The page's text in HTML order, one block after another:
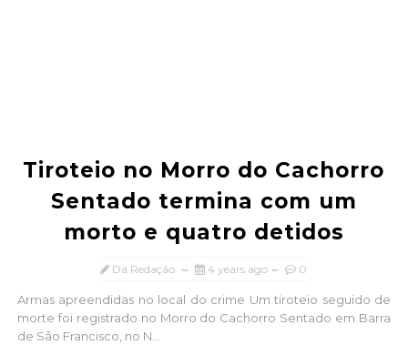
Tiroteio no Morro do Cachorro
Sentado termina com um
morto e quatro detidos
Da Redação 4 years ago 0
Armas apreendidas no local do crime Um tiroteio seguido de
morte foi registrado no Morro do Cachorro Sentado em Barra
de São Francisco, no N...